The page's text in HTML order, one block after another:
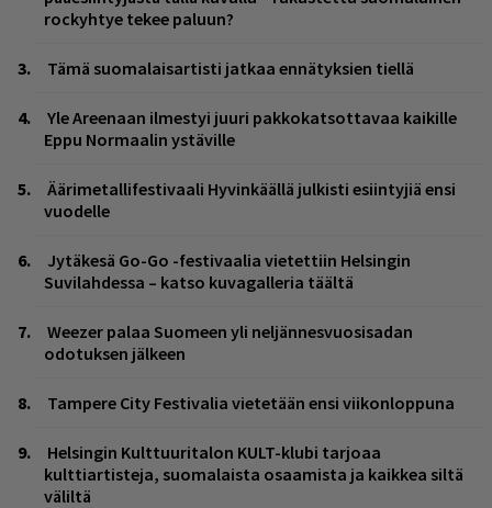
rockyhtye tekee paluun?
Tämä suomalaisartisti jatkaa ennätyksien tiellä
Yle Areenaan ilmestyi juuri pakkokatsottavaa kaikille
Eppu Normaalin ystäville
Äärimetallifestivaali Hyvinkäällä julkisti esiintyjiä ensi
vuodelle
Jytäkesä Go-Go -festivaalia vietettiin Helsingin
Suvilahdessa – katso kuvagalleria täältä
Weezer palaa Suomeen yli neljännesvuosisadan
odotuksen jälkeen
Tampere City Festivalia vietetään ensi viikonloppuna
Helsingin Kulttuuritalon KULT-klubi tarjoaa
kulttiartisteja, suomalaista osaamista ja kaikkea siltä
väliltä